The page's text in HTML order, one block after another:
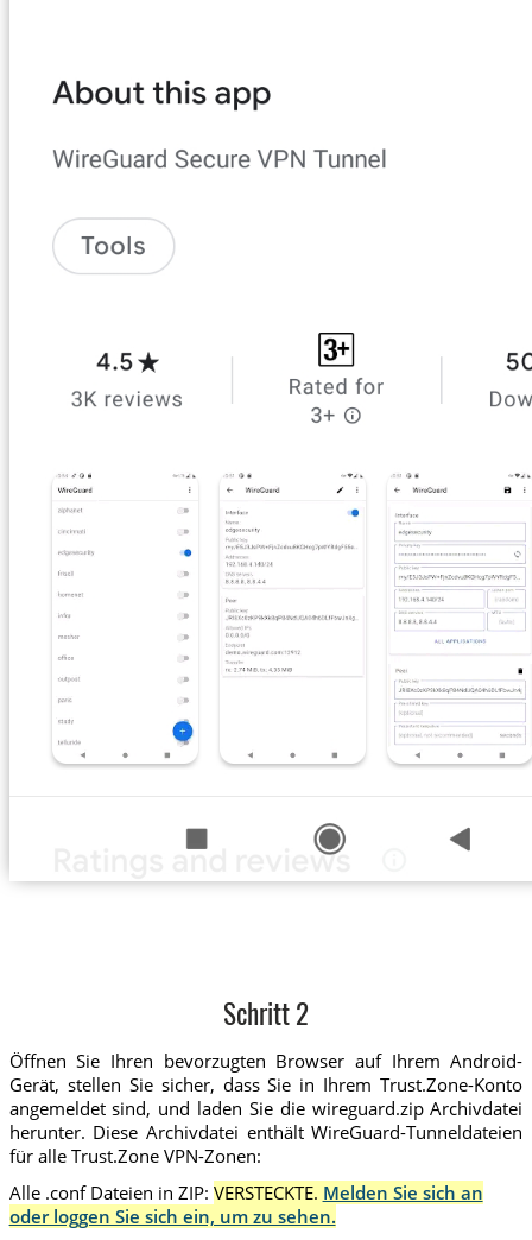
Schritt 2
Öffnen Sie Ihren bevorzugten Browser auf Ihrem Android-
Gerät, stellen Sie sicher, dass Sie in Ihrem Trust.Zone-Konto
angemeldet sind, und laden Sie die wireguard.zip Archivdatei
herunter. Diese Archivdatei enthält WireGuard-Tunneldateien
für alle Trust.Zone VPN-Zonen:
Alle .conf Dateien in ZIP: VERSTECKTE. Melden Sie sich an
oder loggen Sie sich ein, um zu sehen.